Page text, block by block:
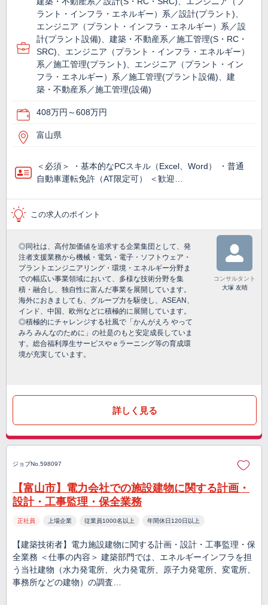
ラント・インフラ・エネルギー）系／設計(プラント)、
エンジニア（プラント・インフラ・エネルギー）系／設
計(プラント設備)、建築・不動産系／施工管理(S・RC・
SRC)、エンジニア（プラント・インフラ・エネルギー）
系／施工管理(プラント)、エンジニア（プラント・イン
フラ・エネルギー）系／施工管理(プラント設備)、建
築・不動産系／施工管理(設備)
408万円～608万円
富山県
＜必須＞ ・基本的なPCスキル（Excel、Word） ・普通
自動車運転免許（AT限定可） ＜歓迎…
この求人のポイント
◎同社は、高付加価値を追求する企業集団として、発
注者支援業務から機械・電気・電子・ソフトウェア・
プラントエンジニアリング・環境・エネルギー分野ま
での幅広い事業領域において、多様な技術分野を集
積・融合し、独自性に富んだ事業を展開しています。
海外におきましても、グループ力を駆使し、ASEAN、
インド、中国、欧州などに積極的に展開しています。
◎積極的にチャレンジする社風で「かんがえろ やって
みろ みんなのために」の社是のもと安定成長していま
す。総合福利厚生サービスやｅラーニング等の育成環
境が充実しています。
コンサルタント
大塚 友晴
詳しく見る
ジョブNo.598097
【富山市】電力会社での施設建物に関する計画・
設計・工事監理・保全業務
正社員 上場企業 従業員1000名以上 年間休日120日以上
【建築技術者】電力施設建物に関する計画・設計・工事監理・保
全業務 ＜仕事の内容＞ 建築部門では、エネルギーインフラを担
う当社建物（水力発電所、火力発電所、原子力発電所、変電所、
事務所などの建物）の調査…